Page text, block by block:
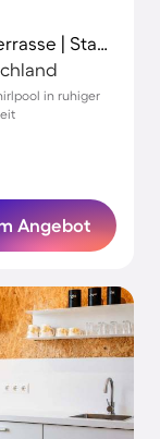
Apartment mit Garten, Grill und Terrasse | Stadtblick
in ruhiger
Angebot